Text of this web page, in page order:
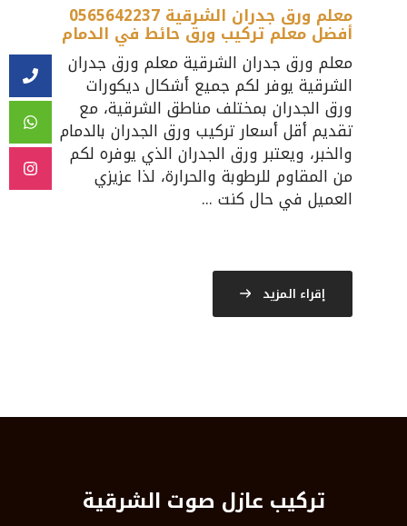
معلم ورق جدران الشرقية 0565642237
أفضل معلم تركيب ورق حائط في الدمام
معلم ورق جدران الشرقية معلم ورق جدران
الشرقية يوفر لكم جميع أشكال ديكورات
ورق الجدران بمختلف مناطق الشرقية، مع
تقديم أقل أسعار تركيب ورق الجدران بالدمام
والخبر، ويعتبر ورق الجدران الذي يوفره لكم
من المقاوم للرطوبة والحرارة، لذا عزيزي
العميل في حال كنت ...
إقراء المزيد
تركيب عازل صوت الشرقية